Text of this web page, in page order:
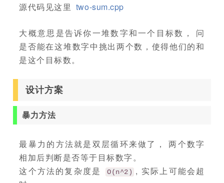
源代码见这里 two-sum.cpp
大概意思是告诉你一堆数字和一个目标数， 问
是否能在这堆数字中挑出两个数，使得他们的和
是这个目标数。
设计方案
暴力方法
最暴力的方法就是双层循环来做了， 两个数字
相加后判断是否等于目标数字。
这个方法的复杂度是
O(n^2) , 实际上可能会超